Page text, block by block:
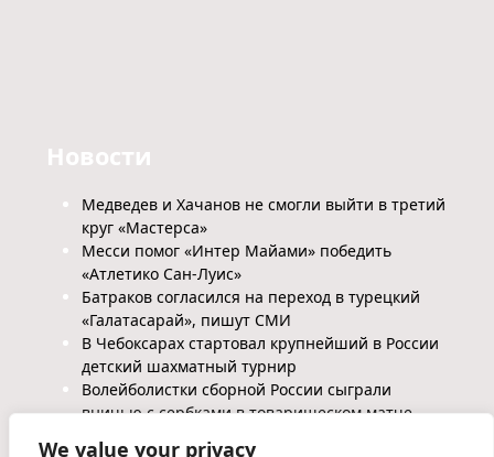
We value your privacy
Новости
Медведев и Хачанов не смогли выйти в третий
круг «Мастерса»
Месси помог «Интер Майами» победить
«Атлетико Сан-Луис»
Батраков согласился на переход в турецкий
«Галатасарай», пишут СМИ
В Чебоксарах стартовал крупнейший в России
детский шахматный турнир
Волейболистки сборной России сыграли
вничью с сербками в товарищеском матче